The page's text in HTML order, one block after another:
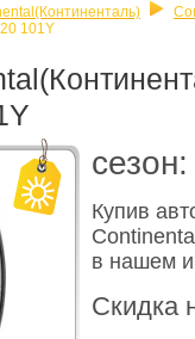
101Y
cезон:
Купив
в нашем